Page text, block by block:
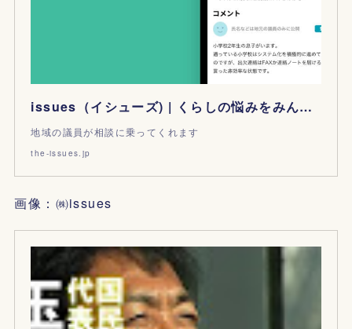
issues（イシューズ) | くらしの悩みをみんなで解決
地域の議員が相談に乗ってくれます
the-issues.jp
画像：㈱issues